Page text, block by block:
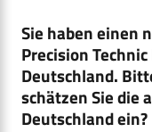
Sie haben einen
Precision
Deutschland.
schätzen Sie
Deutschland ein?